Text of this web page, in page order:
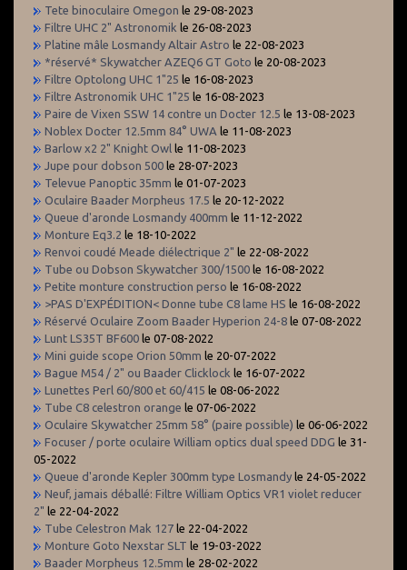
Tete binoculaire Omegon le 29-08-2023
Filtre UHC 2" Astronomik le 26-08-2023
Platine mâle Losmandy Altair Astro le 22-08-2023
*réservé* Skywatcher AZEQ6 GT Goto le 20-08-2023
Filtre Optolong UHC 1"25 le 16-08-2023
Filtre Astronomik UHC 1"25 le 16-08-2023
Paire de Vixen SSW 14 contre un Docter 12.5 le 13-08-2023
Noblex Docter 12.5mm 84° UWA le 11-08-2023
Barlow x2 2" Knight Owl le 11-08-2023
Jupe pour dobson 500 le 28-07-2023
Televue Panoptic 35mm le 01-07-2023
Oculaire Baader Morpheus 17.5 le 20-12-2022
Queue d'aronde Losmandy 400mm le 11-12-2022
Monture Eq3.2 le 18-10-2022
Renvoi coudé Meade diélectrique 2" le 22-08-2022
Tube ou Dobson Skywatcher 300/1500 le 16-08-2022
Petite monture construction perso le 16-08-2022
>PAS D'EXPÉDITION< Donne tube C8 lame HS le 16-08-2022
Réservé Oculaire Zoom Baader Hyperion 24-8 le 07-08-2022
Lunt LS35T BF600 le 07-08-2022
Mini guide scope Orion 50mm le 20-07-2022
Bague M54 / 2" ou Baader Clicklock le 16-07-2022
Lunettes Perl 60/800 et 60/415 le 08-06-2022
Tube C8 celestron orange le 07-06-2022
Oculaire Skywatcher 25mm 58° (paire possible) le 06-06-2022
Focuser / porte oculaire William optics dual speed DDG le 31-
05-2022
Queue d'aronde Kepler 300mm type Losmandy le 24-05-2022
Neuf, jamais déballé: Filtre William Optics VR1 violet reducer
2" le 22-04-2022
Tube Celestron Mak 127 le 22-04-2022
Monture Goto Nexstar SLT le 19-03-2022
Baader Morpheus 12.5mm le 28-02-2022